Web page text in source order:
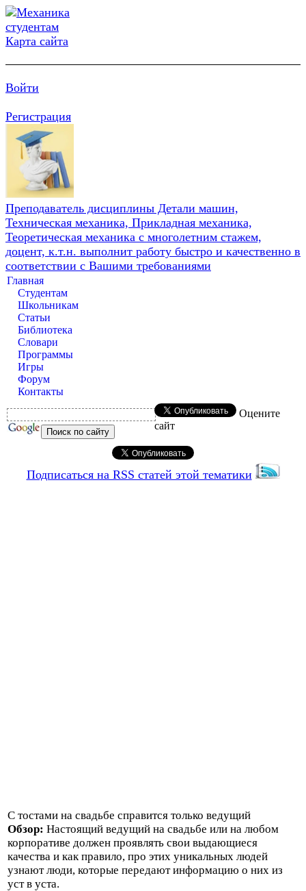
Карта сайта
Войти
Регистрация
Преподаватель дисциплины Детали машин,
Техническая механика, Прикладная механика,
Теоретическая механика с многолетним стажем,
доцент, к.т.н. выполнит работу быстро и качественно в
соответствии с Вашими требованиями
Главная
Студентам
Школьникам
Статьи
Библиотека
Словари
Программы
Игры
Форум
Контакты
Оцените
сайт
Подписаться на RSS статей этой тематики
С тостами на свадьбе справится только ведущий
Обзор: Настоящий ведущий на свадьбе или на любом
корпоративе должен проявлять свои выдающиеся
качества и как правило, про этих уникальных людей
узнают люди, которые передают информацию о них из
уст в уста.